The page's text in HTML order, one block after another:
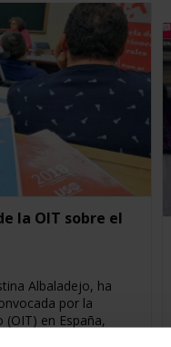
la OIT sobre el
Albaladejo, ha
por la
en España,